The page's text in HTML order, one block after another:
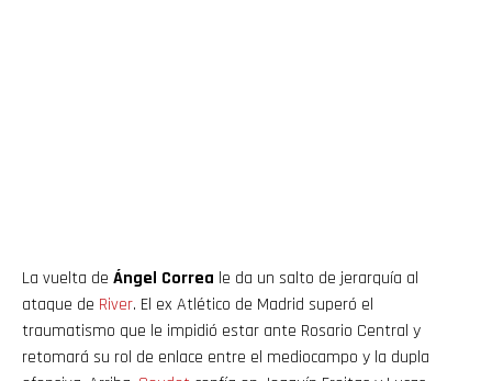
La vuelta de Ángel Correa le da un salto de jerarquía al
ataque de River. El ex Atlético de Madrid superó el
traumatismo que le impidió estar ante Rosario Central y
retomará su rol de enlace entre el mediocampo y la dupla